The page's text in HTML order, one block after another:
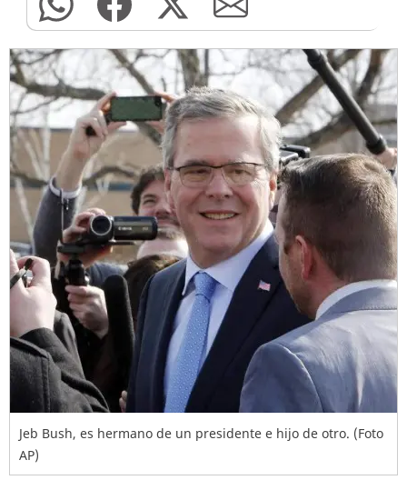
Jeb Bush, es hermano de un presidente e hijo de otro. (Foto
AP)